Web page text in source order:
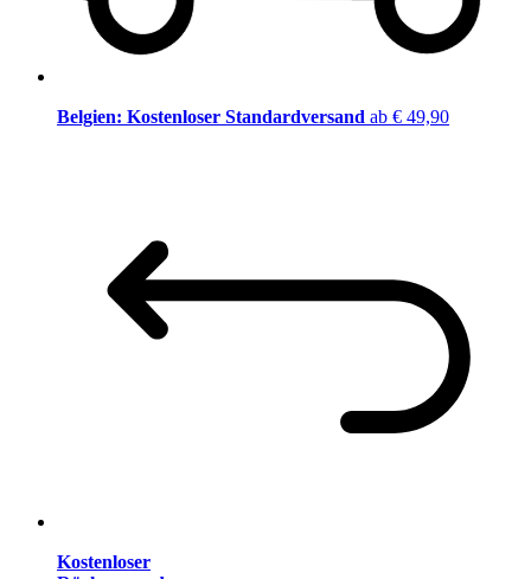
Belgien: Kostenloser Standardversand ab € 49,90
Kostenloser